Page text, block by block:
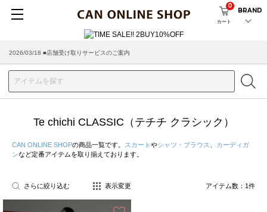
カート
0
BRAND
2026/03/18 ■店舗受け取りサービスのご案内
Te chichi CLASSIC（テチチ クラシック）
CAN ONLINE SHOPの商品一覧です。 スカート やシャツ・ブラウス
カーディガ
ンなど定番アイテムを取り揃えております。
さらに絞り込む 表示変更 アイテム数： 1件